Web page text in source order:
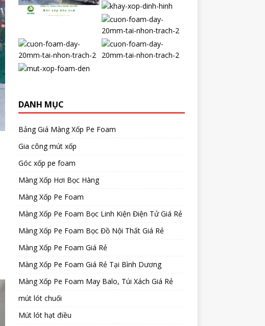
DANH MỤC
Bảng Giá Màng Xốp Pe Foam
Gia công mút xốp
Góc xốp pe foam
Màng Xốp Hơi Bọc Hàng
Màng Xốp Pe Foam
Màng Xốp Pe Foam Bọc Linh Kiện Điện Tử Giá Rẻ
Màng Xốp Pe Foam Bọc Đồ Nội Thất Giá Rẻ
Màng Xốp Pe Foam Giá Rẻ
Màng Xốp Pe Foam Giá Rẻ Tại Bình Dương
Màng Xốp Pe Foam May Balo, Túi Xách Giá Rẻ
mút lót chuối
Mút lót hạt điều